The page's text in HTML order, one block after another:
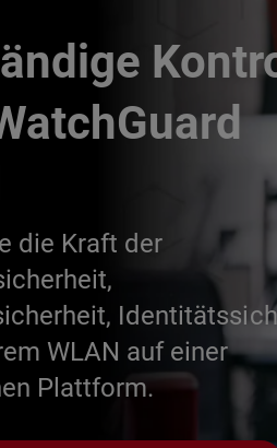
die Kraft der
WLAN auf einer
Plattform.